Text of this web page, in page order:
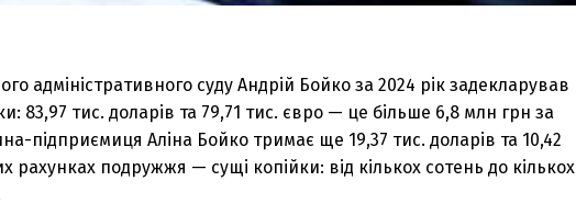
адміністративного суду Андрій Бойко за 2024 рік задекларував
83,97 тис. доларів та 79,71 тис. євро — це більше 6,8 млн грн за
підприємиця Аліна Бойко тримає ще 19,37 тис. доларів та 10,42
рахунках подружжя — сущі копійки: від кількох сотень до кількох